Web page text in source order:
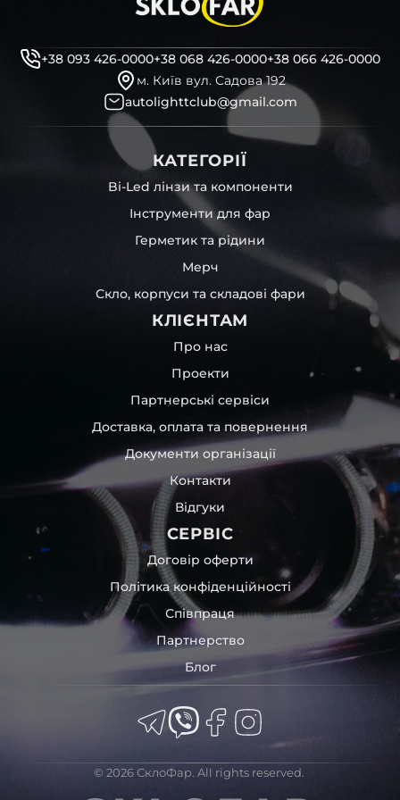
декоративні маски
професійні інструменти для розбору фари
бутиловий герметик для збору фари
рідини для розбирання фари
і також для автомобілів
Toyota ,Isuzu ,GAC
та інших, які
будуть на 100 % сумісними із оригінальною фарою
вашої моделі авто.
Фотографії скла і корпусів, розміщені на сайті –
автентичні та унікальні. Зроблені за допомогою
професійного обладнання у нашому офісі та оптовому
складі в Києві. З метою захисту від недозволеного
копіювання – на всіх фотографіях розміщений водяний
знак із нашим логотипом – для швидкої ідентифікації.
Без письмового дозволу заборонено використовувати
будь-які фотографії з нашого веб-сайту.
Можна придбати окремо як одне скло чи корпус,
так і пару чи комплект. Кожну одиницю товару наші
співробітники на складі ретельно перевіряють та
дбайливо запаковують спочатку у декілька шарів
захисної стрейч-плівки, потім у додаткову плівку з
повітрям – і все це повноцінно захищає скло фари під
час перевезення та цілком прибирає вірогідність
пошкодження товару внаслідок механічних впливів під
час транспортування поштою.
Детальніше про доставку…
Комплектація товару виробника та зовнішній вигляд
товару можуть відрізнятися від фотографій,
представлених на сайті.
Якщо ви шукаєте такі послуги, як заміна скла фари,
розпакування та перепакування фар, відновлення та
ремонт фар, заміна лінз Xenon LED BI-LED, ремонт скла,
корпусу та кріплення фари, налаштування світла,
коригування, діагностика та полірування фари, наші
партнерські сервіси готові надати допомогу по всій
тисячі задоволених клієнтів. Розмаїття вибору, постійна
наявність на складі, свіжі поступлення, доступна ціна,
Із часом передня фара BMW може мати такі проблеми:
+38 093 426-0000+38 068 426-0000+38 066 426-0000
м. Київ вул. Садова 192
autolighttclub@gmail.com
КАТЕГОРІЇ
Bi-Led лінзи та компоненти
Інструменти для фар
Герметик та рідини
Мерч
Скло, корпуси та складові фари
КЛІЄНТАМ
Про нас
Проекти
Партнерські сервіси
Доставка, оплата та повернення
Документи організації
Контакти
Відгуки
СЕРВІС
Договір оферти
Політика конфіденційності
Співпраця
Партнерство
Блог
© 2026 СклоФар. All rights reserved.